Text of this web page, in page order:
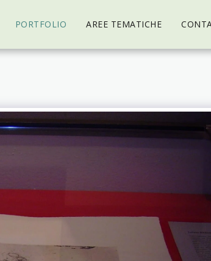
PORTFOLIO AREE TEMATICHE